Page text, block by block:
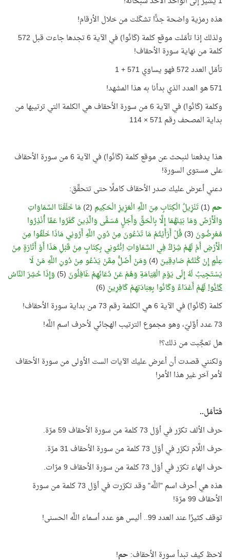
هذه رمزية واضحة جدًّا تشكّلت من خلال الأرقام!
ولذلك إذا تأمّلت موقع كلمة (كَانُوا) في الآية 6 تجدها جاءت قبل 572
كلمة من نهاية سورة الأحقاف!
تأمّل العدد 572 فهو يساوي 571 + 1
571 هو العدد الذي بدأنا به هذا المشهد!
وكلمة (كَانُوا) في الآية 6 من سورة الأحقاف هي الكلمة التي ترتيبها من
بداية المصحف رقم 571 × 114
هذا يدفعنا لنبحث عن موقع كلمة (كَانُوا) في الآية 6 من سورة الأحقاف
على مستوى السورة!
دعني أعرض عليك صدر الأحقاف كاملًا حتى تتحقَّق:
حم (1) تَنْزِيلُ الْكِتَابِ مِنَ اللَّهِ الْعَزِيزِ الْحَكِيمِ (2)
مَا خَلَقْنَا السَّمَاوَاتِ
وَالْأَرْضَ وَمَا بَيْنَهُمَا إِلَّا بِالْحَقِّ وَأَجَلٍ مُسَمًّى وَالَّذِينَ كَفَرُوا عَمَّا أُنْذِرُوا
مُعْرِضُونَ (3)
قُلْ أَرَأَيْتُمْ مَا تَدْعُونَ مِنْ دُونِ اللَّهِ أَرُونِي مَاذَا خَلَقُوا مِنَ
الْأَرْضِ أَمْ لَهُمْ شِرْكٌ فِي السَّمَاوَاتِ اِئْتُونِي بِكِتَابٍ مِنْ قَبْلِ هَذَا أَوْ أَثَارَةٍ مِنْ
عِلْمٍ إِنْ كُنْتُمْ صَادِقِينَ (4)
وَمَنْ أَضَلُّ مِمَّنْ يَدْعُو مِنْ دُونِ اللَّهِ مَنْ لَا
يَسْتَجِيبُ لَهُ إِلَى يَوْمِ الْقِيَامَةِ وَهُمْ عَنْ دُعَائِهِمْ غَافِلُونَ (5)
وَإِذَا حُشِرَ النَّاسُ
كَانُوالَهُمْ أَعْدَاءً وَكَانُوا بِعِبَادَتِهِمْ كَافِرِينَ (6)
كلمة (كَانُوا) في الآية 6 هي الكلمة رقم 73 من بداية سورة الأحقاف!
73 عدد أوَّليّ، وهو مجموع الترتيب الهجائي لأحرف اسم اللَّه!
هل تعجَّبت من ذلك؟!
ولكنني قصدت أن أعرض عليك الآيات الست الأولى من سورة الأحقاف
لأمر آخر غير هذا الأمر!
فتأمّل..
حرف الألف تكرّر في أوّل 73 كلمة من سورة الأحقاف 59 مرّة.
حرف اللَّام تكرّر في أوّل 73 كلمة من سورة الأحقاف 31 مرّة.
حرف الهاء تكرّر في أوّل 73 كلمة من سورة الأحقاف 9 مرّات.
هذه هي أحرف اسم "اللَّه" وقد تكرّرت في أوّل 73 كلمة من سورة
الأحقاف 99 مرّة!
توقف كثيرًا عند العدد 99.. أليس هو عدد أسماء اللَّه الحسنى!
لاحظ كيف تبدأ سورة الأحقاف: حم!